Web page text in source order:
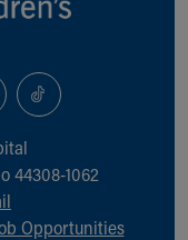
44308-1062
Opportunities